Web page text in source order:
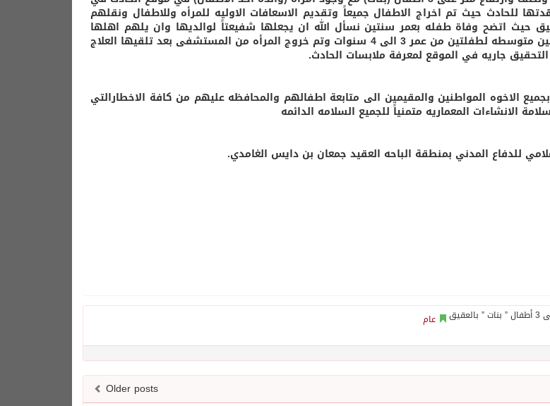
للحادث حيث تم اخراج الاطفال جميعاً وتقديم الاسعافات الاوليه للمرأه وللاطفال ونقلهم
حيث اتضح وفاة طفله بعمر سنتين نسأل الله ان يجعلها شفيعتاً لوالديها وان يلهم اهلها
الصبر والسلوان واصابتين متوسطه لطفلتين من عمر 3 الى 4 سنوات وتم خروج المرأه من المستشفى بعد تلقيها العلاج
التحقيق جاريه في الموقع لمعرفة ملابسات الحادث.
الاخوه المواطنين والمقيمين الى متابعة اطفالهم والمحافظه عليهم من كافة الاخطارالتي
الانشاءات المعماريه متمنياً للجميع السلامه الدائمه
للدفاع المدني بمنطقة الباحه العقيد جمعان بن دايس الغامدي.
عام
Older posts